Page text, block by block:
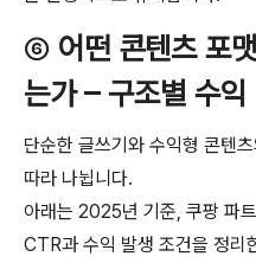
⑥ 어떤 콘텐츠 포
는가 – 구조별 수익
단순한 글쓰기와 수익형 콘텐
따라 나뉩니다.
아래는 2025년 기준, 쿠팡 파
CTR과 수익 발생 조건을 정리